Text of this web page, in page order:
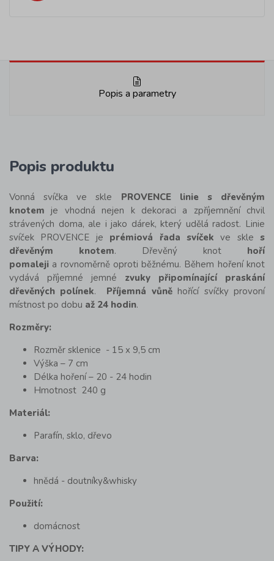
Popis a parametry
Popis produktu
Vonná svíčka ve skle PROVENCE linie s dřevěným
knotemje vhodná nejen k dekoraci a zpříjemnění chvil
strávených doma, ale i jako dárek, který udělá radost. Linie
svíček PROVENCE je prémiová řada svíček ve skle s
dřevěným knotem. Dřevěný knot hoří
pomaleji a rovnoměrně oproti běžnému. Během hoření knot
vydává příjemné jemné zvuky připomínající praskání
dřevěných polínek. Příjemná vůněhořící svíčky provoní
místnost po dobu až 24 hodin.
Rozměry:
Rozměr sklenice - 15 x 9,5 cm
Výška – 7 cm
Délka hoření – 20 - 24 hodin
Hmotnost 240 g
Materiál:
Parafín, sklo, dřevo
Barva:
hnědá - doutníky&whisky
Použití:
domácnost
TIPY A VÝHODY: